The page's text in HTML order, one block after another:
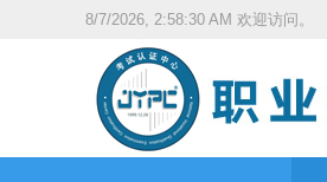
8/7/2026, 2:58:31 AM 欢迎访问。